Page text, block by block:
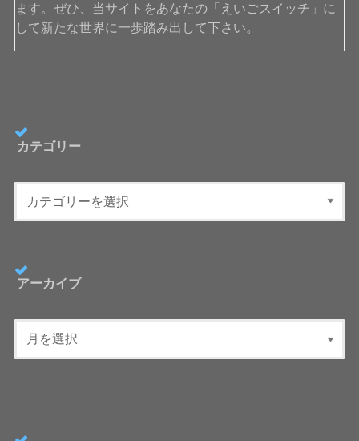
ます。ぜひ、当サイトをあなたの「えいごスイッチ」に
して新たな世界に一歩踏み出して下さい。
カテゴリー
アーカイブ